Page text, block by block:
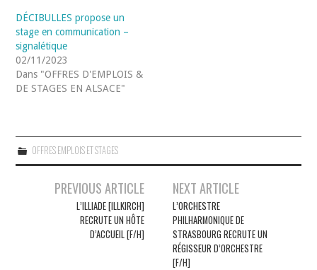
DÉCIBULLES propose un
stage en communication –
signalétique
02/11/2023
Dans "OFFRES D'EMPLOIS &
DE STAGES EN ALSACE"
OFFRES EMPLOIS ET STAGES
NavigationPREVIOUS ARTICLE
L’ILLIADE [ILLKIRCH]
RECRUTE UN HÔTE
D’ACCUEIL [F/H]
NEXT ARTICLE
L’ORCHESTRE
PHILHARMONIQUE DE
STRASBOURG RECRUTE UN
RÉGISSEUR D’ORCHESTRE
[F/H]